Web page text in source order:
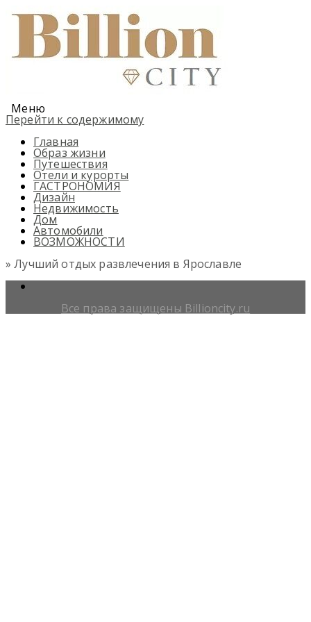
Меню
Перейти к содержимому
Главная
Образ жизни
Путешествия
Отели и курорты
ГАСТРОНОМИЯ
Дизайн
Недвижимость
Дом
Автомобили
ВОЗМОЖНОСТИ
» Лучший отдых развлечения в Ярославле
Все права защищены Billioncity.ru